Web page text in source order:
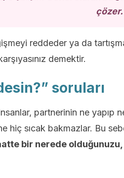
çözer.
reddeder ya da
demektir.
soruları
insanlar, partnerinin ne
hiç sıcak bakmazlar. Bu
bir nerede olduğunuzu,